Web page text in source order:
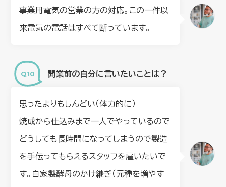
事業用電気の営業の方の対応。この一件以
来電気の電話はすべて断っています。
開業前の自分に言いたいことは？
思ったよりもしんどい（体力的に）
焼成から仕込みまで一人でやっているので
どうしても長時間になってしまうので製造
を手伝ってもらえるスタッフを雇いたいで
す。自家製酵母のかけ継ぎ（元種を増やす